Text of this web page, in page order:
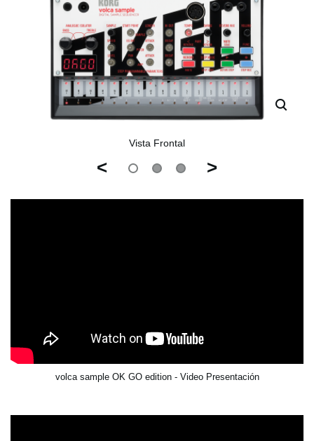
Vista Frontal
< >
volca sample OK GO edition - Video Presentación